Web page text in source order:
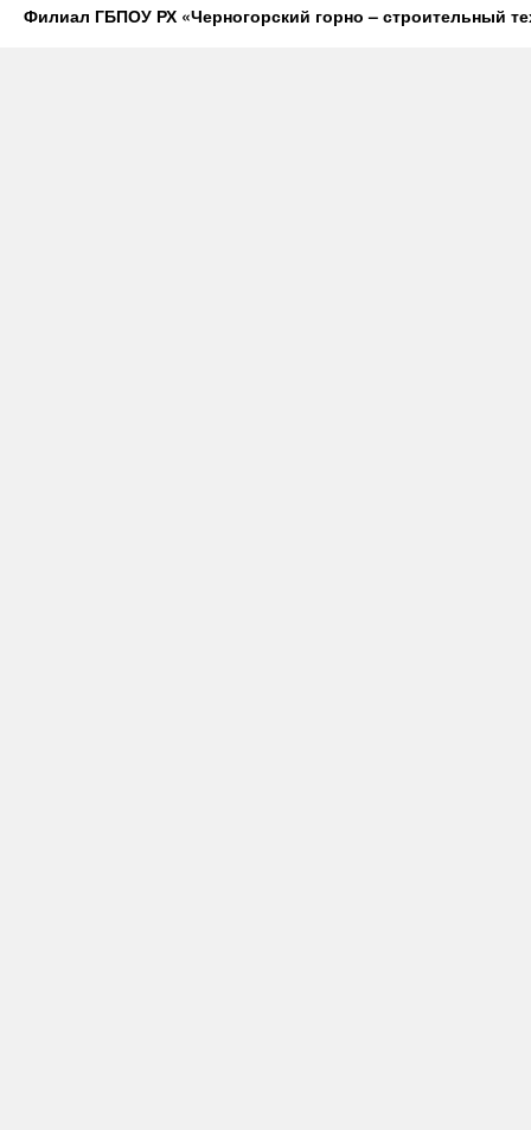
Филиал ГБПОУ РХ «Черногорский горно – строительный